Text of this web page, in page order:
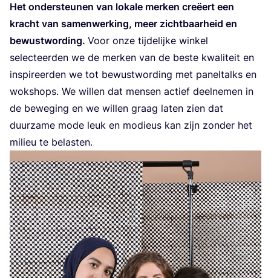
Het onder­steu­nen van loka­le mer­ken cre­ëert een
kracht van samen­wer­king, meer zicht­baar­heid en
bewust­wor­ding. Voor onze tij­de­lij­ke win­kel
selec­teer­den we de mer­ken van de bes­te kwa­li­teit en
inspi­reer­den we tot bewust­wor­ding met panel­talks en
wok­shops. We wil­len dat men­sen actief deel­ne­men in
de bewe­ging en we wil­len graag laten zien dat
duur­za­me mode leuk en modi­eus kan zijn zon­der het
mili­eu te belasten.